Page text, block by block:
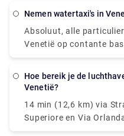
welke halte je uitstapt.
Nemen watertaxi's in
Absoluut, alle
Venetië op contante
geaccepteerd.
Hoe bereik je de luchthaven van Marco Polo vanuit
Venetië?
14 min (12,6 km) via
Superiore en Via
is de beste manier om